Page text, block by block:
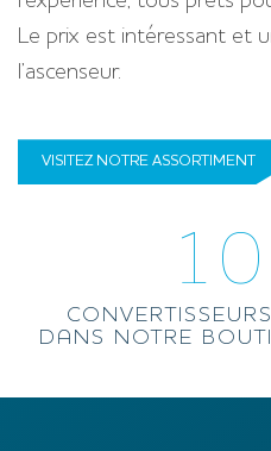
Le prix est intéressant et
l’ascenseur.
VISITEZ NOTRE ASSORTIMENT
DANS NOTRE